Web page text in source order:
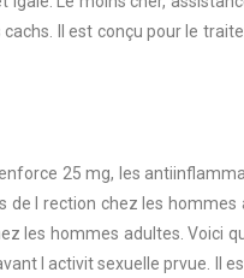
Il est conçu pour le
25 mg, les
l rection chez les hommes
les hommes adultes. Voici
l activit sexuelle prvue. Il